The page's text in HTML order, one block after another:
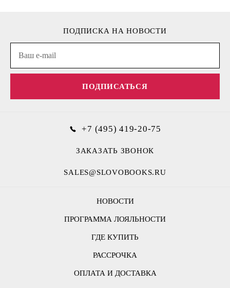
НОВОСТИ
ПРОГРАММА ЛОЯЛЬНОСТИ
ГДЕ КУПИТЬ
РАССРОЧКА
ОПЛАТА И ДОСТАВКА
ПОДПИСКА НА НОВОСТИ
ПОДПИСАТЬСЯ
+7 (495) 419-20-75
ЗАКАЗАТЬ ЗВОНОК
SALES@SLOVOBOOKS.RU